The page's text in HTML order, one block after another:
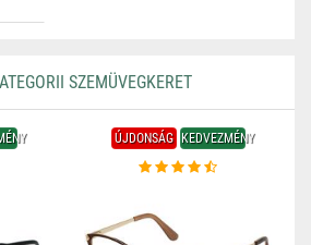
SZEMÜVEGKERET
ÚJDONSÁG KEDVEZMÉNY